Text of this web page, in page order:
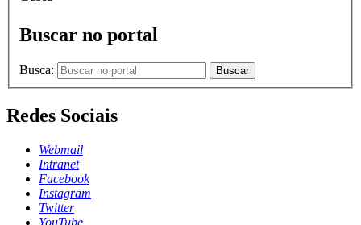
Buscar no portal
Busca: Buscar
Redes Sociais
Webmail
Intranet
Facebook
Instagram
Twitter
YouTube